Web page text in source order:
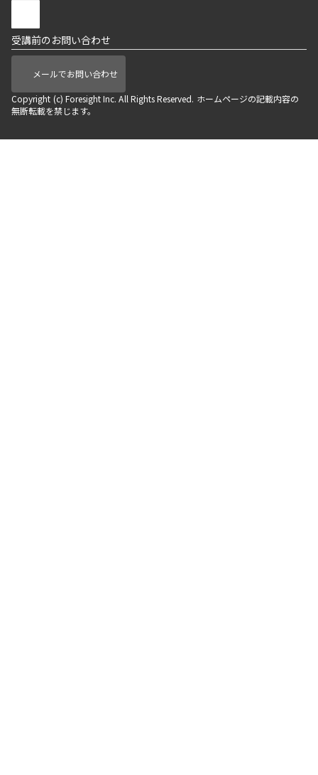
受講前のお問い合わせ
メールでお問い合わせ
Copyright (c) Foresight Inc. All Rights Reserved. ホームページの記載内容の
無断転載を禁じます。